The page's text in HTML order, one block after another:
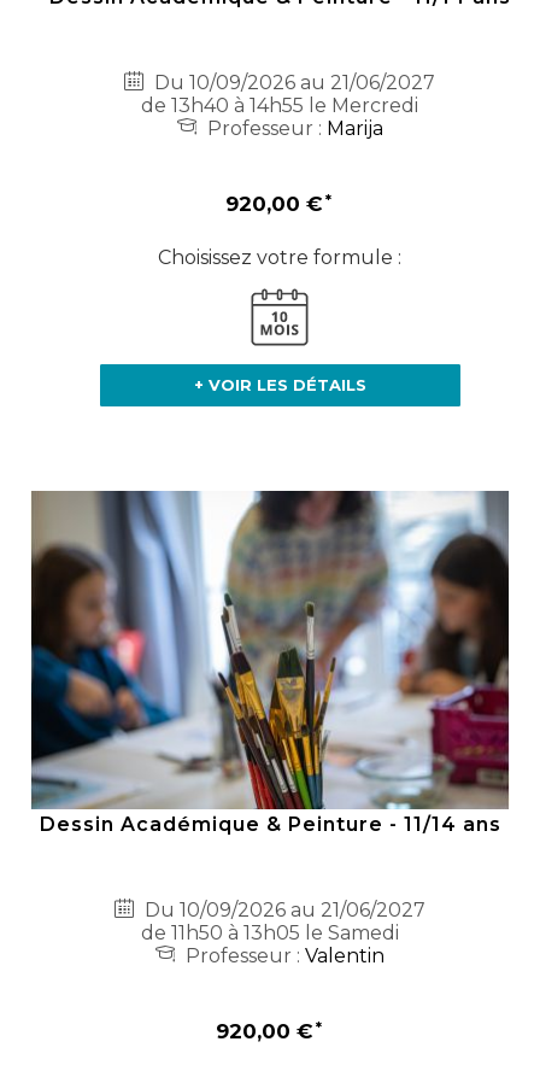
Du 10/09/2026 au 21/06/2027
de 13h40 à 14h55 le Mercredi
Professeur : Marija
920,00 €
Choisissez votre formule :
+ VOIR LES DÉTAILS
Dessin Académique & Peinture - 11/14 ans
Du 10/09/2026 au 21/06/2027
de 11h50 à 13h05 le Samedi
Professeur : Valentin
920,00 €